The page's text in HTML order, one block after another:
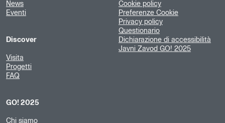
News
Eventi
Discover
Visita
Progetti
FAQ
GO! 2025
Chi siamo
Cookie policy
Preferenze Cookie
Privacy policy
Questionario
Dichiarazione di accessibilità
Javni Zavod GO! 2025